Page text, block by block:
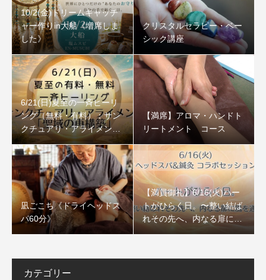
10/2(金)ドリームキャッチ
ャー作りin大船《増席しま
した》
クリスタルセラピー・ベー
シック講座
6/21(日)夏至の一斉ヒーリ
ング（無料・有料）：サン
クチュアリ・アライメント
「聖域の再構築」
【満席】アロマ・ハンドト
リートメント コース
凪ごこち《ドライヘッドス
パ60分》
【満員御礼】6/16(火)ハー
トがひらく日。〜整い結ば
れその先へ、内なる扉に風
を通すセッション〜
カテゴリー